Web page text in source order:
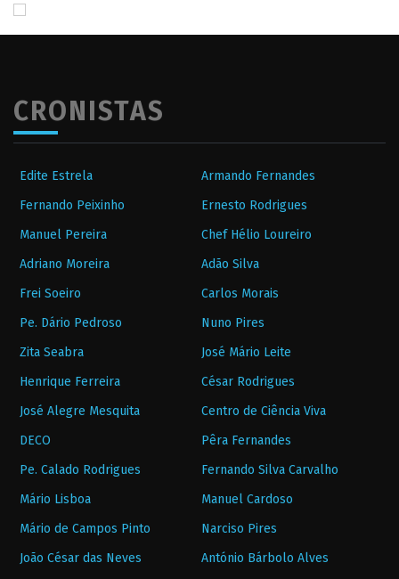
CRONISTAS
Edite Estrela
Armando Fernandes
Fernando Peixinho
Ernesto Rodrigues
Manuel Pereira
Chef Hélio Loureiro
Adriano Moreira
Adão Silva
Frei Soeiro
Carlos Morais
Pe. Dário Pedroso
Nuno Pires
Zita Seabra
José Mário Leite
Henrique Ferreira
César Rodrigues
José Alegre Mesquita
Centro de Ciência Viva
DECO
Pêra Fernandes
Pe. Calado Rodrigues
Fernando Silva Carvalho
Mário Lisboa
Manuel Cardoso
Mário de Campos Pinto
Narciso Pires
João César das Neves
António Bárbolo Alves